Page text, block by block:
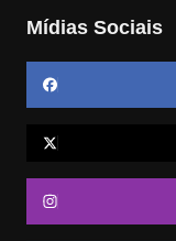
Mídias Sociais